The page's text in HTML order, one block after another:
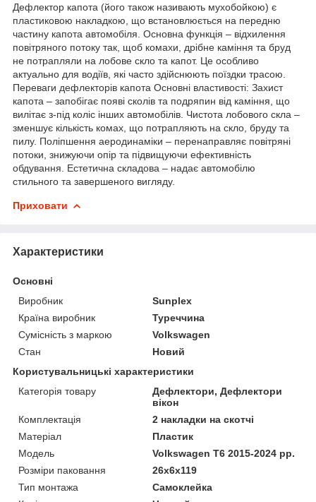
Дефлектор капота (його також називають мухобойкою) є
пластиковою накладкою, що встановлюється на передню
частину капота автомобіля. Основна функція – відхилення
повітряного потоку так, щоб комахи, дрібне каміння та бруд
не потрапляли на лобове скло та капот. Це особливо
актуально для водіїв, які часто здійснюють поїздки трасою.
Переваги дефлекторів капота Основні властивості: Захист
капота – запобігає появі сколів та подряпин від каміння, що
вилітає з-під коліс інших автомобілів. Чистота лобового скла –
зменшує кількість комах, що потрапляють на скло, бруду та
пилу. Поліпшення аеродинаміки – перенаправляє повітряні
потоки, знижуючи опір та підвищуючи ефективність
обдування. Естетична складова – надає автомобілю
стильного та завершеного вигляду.
Приховати
Характеристики
Основні
Виробник
Sunplex
Країна виробник
Туреччина
Сумісність з маркою
Volkswagen
Стан
Новий
Користувальницькі характеристики
Категорія товару
Дефлектори, Дефлектори
вікон
Комплектація
2 накладки на скотчі
Матеріал
Пластик
Мoдель
Volkswagen T6 2015-2024 рр.
Розміри паковання
26x6x119
Тип монтажа
Самоклейка